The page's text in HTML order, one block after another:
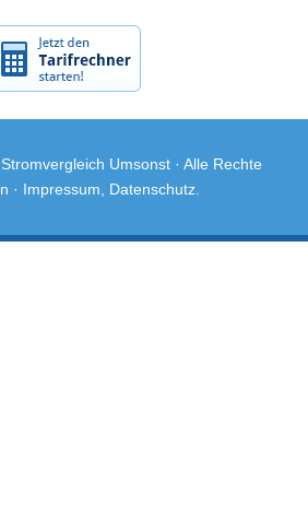
Stromvergleich Umsonst· Alle Rechte
· Impressum Datenschutz